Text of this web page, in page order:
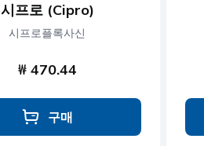
시프로 (Cipro)
시프로플록사신
₩ 470.44
구매